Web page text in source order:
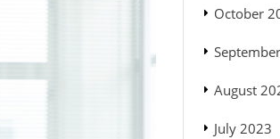
October
August
July 2023